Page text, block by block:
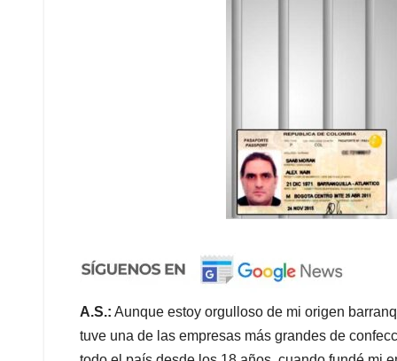
A.S.: Aunque estoy orgulloso de mi origen
tuve una de las empresas más grandes de